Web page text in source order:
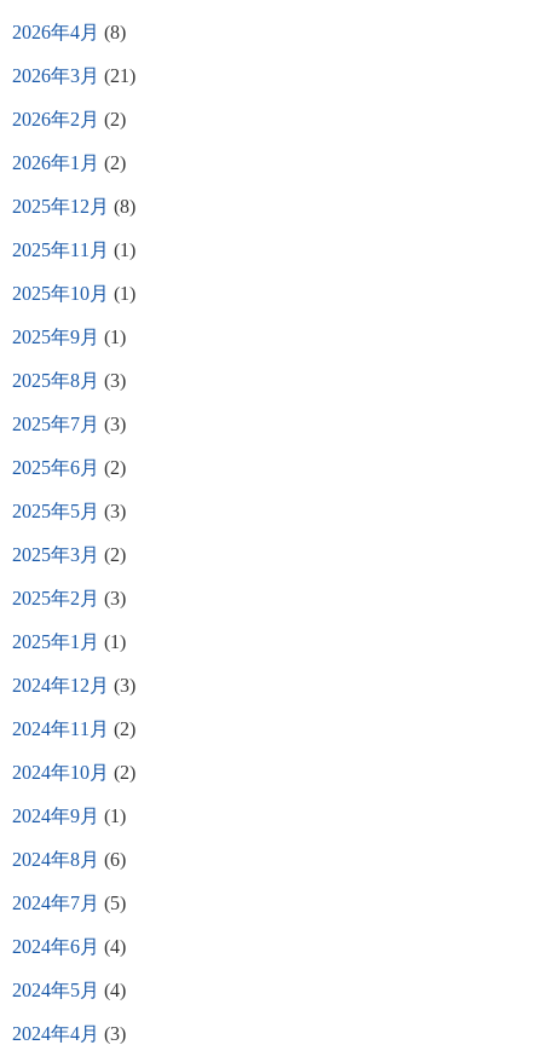
2026年4月 (8)
2026年3月 (21)
2026年2月 (2)
2026年1月 (2)
2025年12月 (8)
2025年11月 (1)
2025年10月 (1)
2025年9月 (1)
2025年8月 (3)
2025年7月 (3)
2025年6月 (2)
2025年5月 (3)
2025年3月 (2)
2025年2月 (3)
2025年1月 (1)
2024年12月 (3)
2024年11月 (2)
2024年10月 (2)
2024年9月 (1)
2024年8月 (6)
2024年7月 (5)
2024年6月 (4)
2024年5月 (4)
2024年4月 (3)